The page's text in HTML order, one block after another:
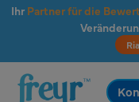
Zum Hauptinhalt
Ihr Partner für die
.